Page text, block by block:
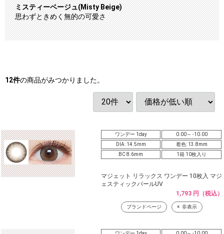
ミスティーベージュ(Misty Beige)
思わずときめく無的の可愛さ
12件の商品がみつかりました。
ワンデー 1day
0.00～ -10.00
DIA: 14.5mm
着色: 13.8mm
BC 8.6mm
1箱 10枚入り
マジェット リラックス ワンデー 10枚入 マジ
ェスティックパールUV
1,793 円（税込）
ブランドページ 非表示